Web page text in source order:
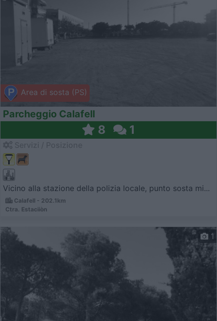
Area di sosta (PS)
Parcheggio Calafell
8 1
Vicino alla stazione della polizia locale, punto sosta mi...
Calafell - 202.1km
Ctra. Estaciiòn
1